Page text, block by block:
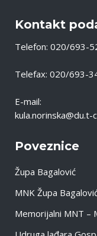
Kontakt
Telefon: 020/693-
Telefax: 020/693-
E-mail:
kula.norinska@du.t-
Poveznice
Župa Bagalović
MNK Župa
Memorijalni MNT –